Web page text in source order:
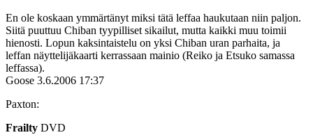
En ole koskaan ymmärtänyt miksi tätä leffaa haukutaan niin paljon.
Siitä puuttuu Chiban tyypilliset sikailut, mutta kaikki muu toimii
hienosti. Lopun kaksintaistelu on yksi Chiban uran parhaita, ja
leffan näyttelijäkaarti kerrassaan mainio (Reiko ja Etsuko samassa
leffassa).
Goose 3.6.2006 17:37
Paxton:
Frailty DVD